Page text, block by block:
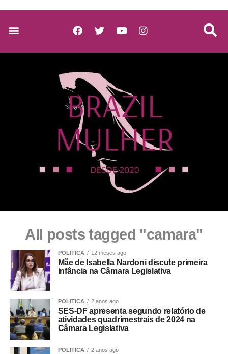
All posts tagged "camara"
POLITICA 12 meses ago
Mãe de Isabella Nardoni discute primeira
infância na Câmara Legislativa
POLITICA 2 anos ago
SES-DF apresenta segundo relatório de
atividades quadrimestrais de 2024 na
Câmara Legislativa
POLITICA 2 anos ago